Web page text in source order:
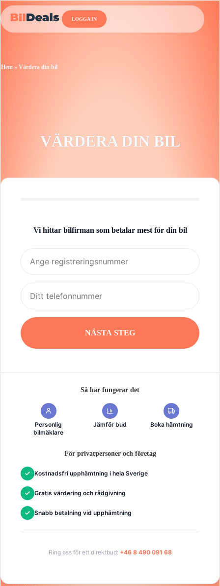
LOGGA IN
Hem » Värdera din bil
VÄRDERA DIN BIL
Vi hittar bilfirman som betalar mest för din bil
NÄSTA STEG
Så här fungerar det
Personlig
bilmäklare
Jämför bud Boka hämtning
För privatpersoner och företag
Kostnadsfri upphämtning i hela Sverige
Gratis värdering och rådgivning
Snabb betalning vid upphämtning
Ring oss för ett direktbud: +46 8 490 091 68